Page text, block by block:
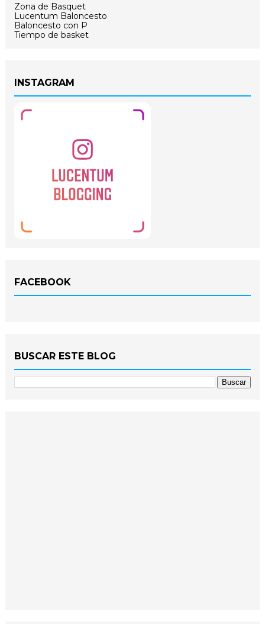
Zona de Basquet
Lucentum Baloncesto
Baloncesto con P
Tiempo de basket
INSTAGRAM
FACEBOOK
BUSCAR ESTE BLOG